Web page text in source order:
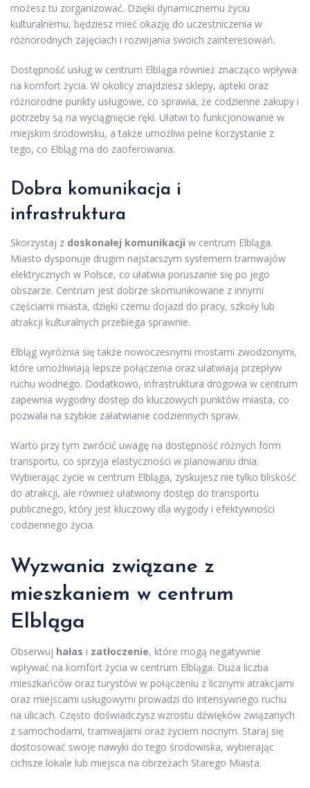
możesz tu zorganizować. Dzięki dynamicznemu życiu
kulturalnemu, będziesz mieć okazję do uczestniczenia w
różnorodnych zajęciach i rozwijania swoich zainteresowań.
Dostępność usług w centrum Elbląga również znacząco wpływa
na komfort życia. W okolicy znajdziesz sklepy, apteki oraz
różnorodne punkty usługowe, co sprawia, że codzienne zakupy i
potrzeby są na wyciągnięcie ręki. Ułatwi to funkcjonowanie w
miejskim środowisku, a także umożliwi pełne korzystanie z
tego, co Elbląg ma do zaoferowania.
Dobra komunikacja i
infrastruktura
Skorzystaj z doskonałej komunikacji w centrum Elbląga.
Miasto dysponuje drugim najstarszym systemem tramwajów
elektrycznych w Polsce, co ułatwia poruszanie się po jego
obszarze. Centrum jest dobrze skomunikowane z innymi
częściami miasta, dzięki czemu dojazd do pracy, szkoły lub
atrakcji kulturalnych przebiega sprawnie.
Elbląg wyróżnia się także nowoczesnymi mostami zwodzonymi,
które umożliwiają lepsze połączenia oraz ułatwiają przepływ
ruchu wodnego. Dodatkowo, infrastruktura drogowa w centrum
zapewnia wygodny dostęp do kluczowych punktów miasta, co
pozwala na szybkie załatwianie codziennych spraw.
Warto przy tym zwrócić uwagę na dostępność różnych form
transportu, co sprzyja elastyczności w planowaniu dnia.
Wybierając życie w centrum Elbląga, zyskujesz nie tylko bliskość
do atrakcji, ale również ułatwiony dostęp do transportu
publicznego, który jest kluczowy dla wygody i efektywności
codziennego życia.
Wyzwania związane z
mieszkaniem w centrum
Elbląga
Obserwuj hałas i zatłoczenie, które mogą negatywnie
wpływać na komfort życia w centrum Elbląga. Duża liczba
mieszkańców oraz turystów w połączeniu z licznymi atrakcjami
oraz miejscami usługowymi prowadzi do intensywnego ruchu
na ulicach. Często doświadczysz wzrostu dźwięków związanych
z samochodami, tramwajami oraz życiem nocnym. Staraj się
dostosować swoje nawyki do tego środowiska, wybierając
cichsze lokale lub miejsca na obrzeżach Starego Miasta.